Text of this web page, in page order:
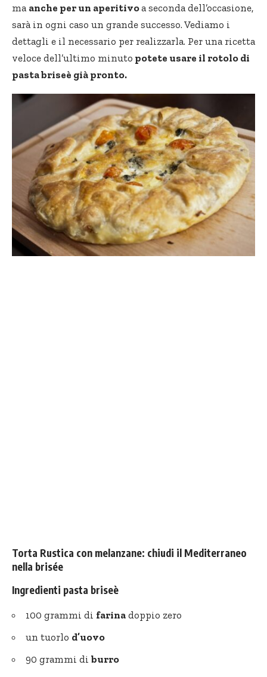
ma anche per un aperitivoa seconda dell’occasione,
sarà in ogni caso un grande successo. Vediamo i
dettagli e il necessario per realizzarla. Per una ricetta
veloce dell’ultimo minuto potete usare il rotolo di
pasta briseè già pronto.
Torta Rustica con melanzane: chiudi il Mediterraneo
nella brisée
Ingredienti pasta briseè
100 grammi di farina doppio zero
un tuorlo d’uovo
90 grammi di burro